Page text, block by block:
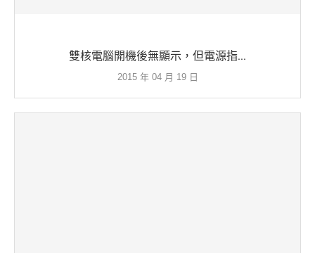
雙核電腦開機後無顯示，但電源指...
2015 年 04 月 19 日